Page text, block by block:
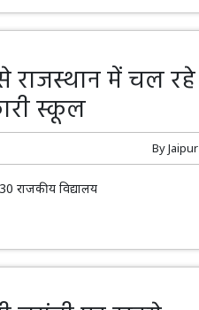
राजस्थान में चल रहे
स्कूल
ByJaipur
राजकीय विद्यालय